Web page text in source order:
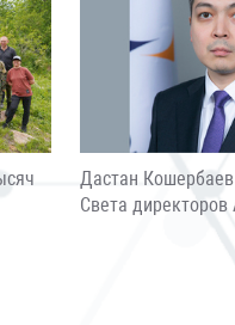
Дастан
Света